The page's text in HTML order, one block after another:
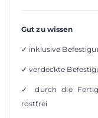
Gut zu wissen
✓ inklusive
✓ verdeckte
✓ durch die
rostfrei